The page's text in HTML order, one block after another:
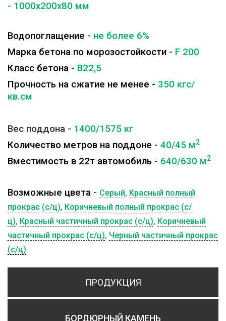
ПРОДУКЦИЯ
БОРДЮРНЫЙ КАМЕНЬ
- 1000x200x80 мм
Водопоглащение - не более 6%
Марка бетона по морозостойкости - F 200
Класс бетона - B22,5
Прочность на сжатие не менее - 350 кгс/
кв.см
Вес поддона - 1400/1575 кг
Количество метров на поддоне - 40/45 м2
Вместимость в 22т автомобиль - 640/630 м2
Возможные цвета - Серый, Красный полный
прокрас (с/ц), Коричневый полный прокрас (с/
ц), Красный частичный прокрас (с/ц), Коричневый
частичный прокрас (с/ц), Черный частичный прокрас
(с/ц)